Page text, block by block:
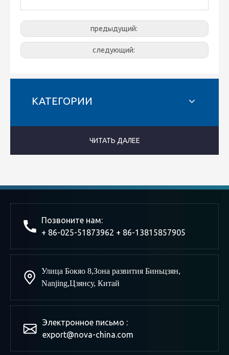
предыдущий:
следующий:
КАТЕГОРИИ
ЧИТАТЬ ДАЛЕЕ
Позвоните нам:
+ 86-025-51873962 + 86-13815857905
Улица Бокяо 8,Зона развития Биньцзян,
Nanjing,Цзянсу, Китай
Электронное письмо :
export@nova-china.com